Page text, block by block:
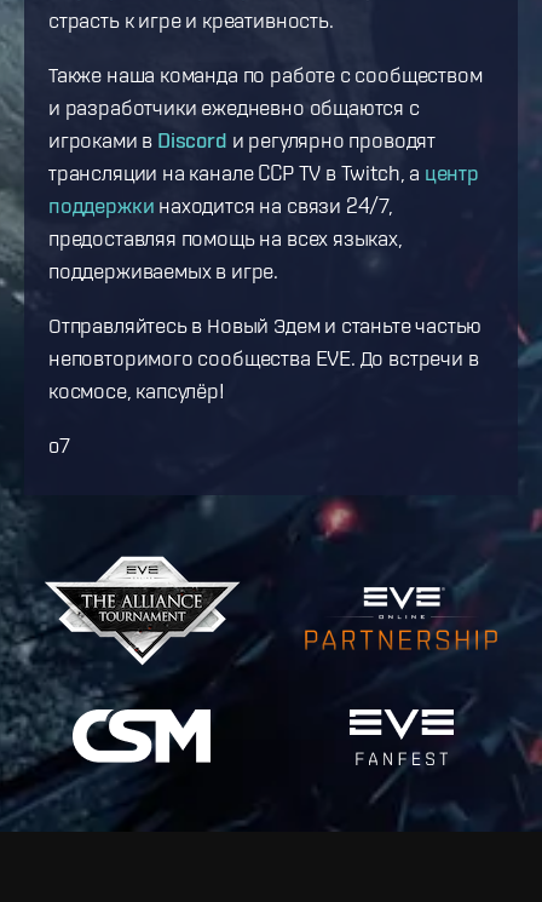
страсть к игре и креативность.
Также наша команда по работе с сообществом
и разработчики ежедневно общаются с
игроками в Discord и регулярно проводят
трансляции на канале CCP TV в Twitch, а центр
поддержки находится на связи 24/7,
предоставляя помощь на всех языках,
поддерживаемых в игре.
Отправляйтесь в Новый Эдем и станьте частью
неповторимого сообщества EVE. До встречи в
космосе, капсулёр!
o7